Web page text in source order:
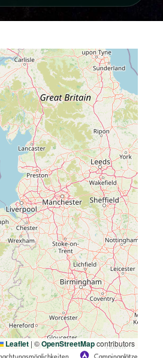
Leaflet | ©OpenStreetMapcontributors